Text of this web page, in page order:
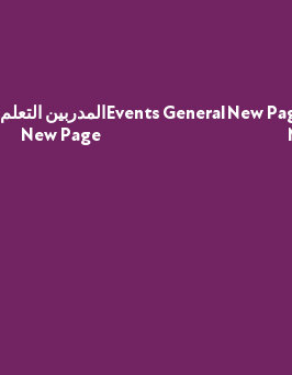
المدربين التعلمEvents GeneralNew
New Page